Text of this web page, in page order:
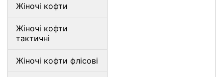
Жіночі кофти
Жіночі кофти
тактичні
Жіночі кофти флісові